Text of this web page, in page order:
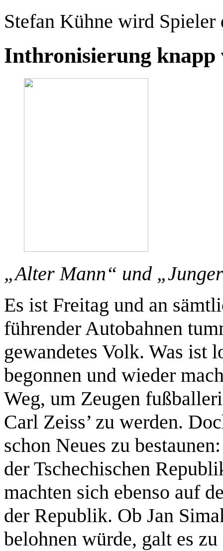
Stefan Kühne wird Spieler
Inthronisierung knapp
„Alter Mann“ und
Es ist Freitag und an
führender Autobahnen
gewandetes Volk. Was ist
begonnen und wieder
Weg, um Zeugen
Carl Zeiss’ zu werden.
schon Neues zu
der Tschechischen
machten sich ebenso auf
der Republik. Ob Jan
belohnen würde, galt es